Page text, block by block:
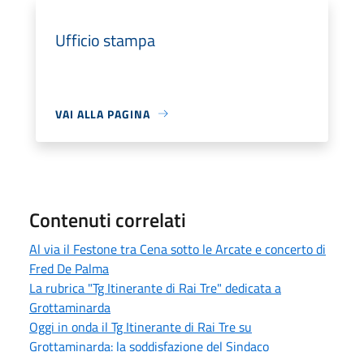
Ufficio stampa
VAI ALLA PAGINA
Contenuti correlati
Al via il Festone tra Cena sotto le Arcate e concerto di
Fred De Palma
La rubrica "Tg Itinerante di Rai Tre" dedicata a
Grottaminarda
Oggi in onda il Tg Itinerante di Rai Tre su
Grottaminarda: la soddisfazione del Sindaco